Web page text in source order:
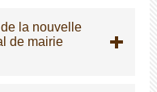
la nouvelle
de mairie